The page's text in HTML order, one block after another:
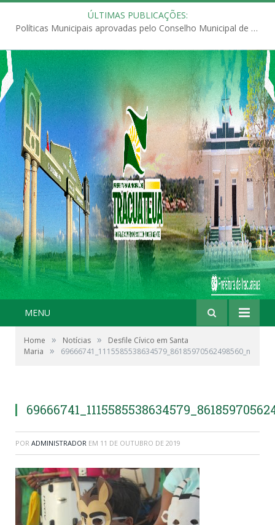
ÚLTIMAS PUBLICAÇÕES:
Políticas Municipais aprovadas pelo Conselho Municipal de Educação (CME)
MENU
Home » Notícias »
Desfile Cívico em Santa
Maria
» 69666741_1115585538634579_86185970562498560_n
POR ADMINISTRADOR EM 11 DE OUTUBRO DE 2019